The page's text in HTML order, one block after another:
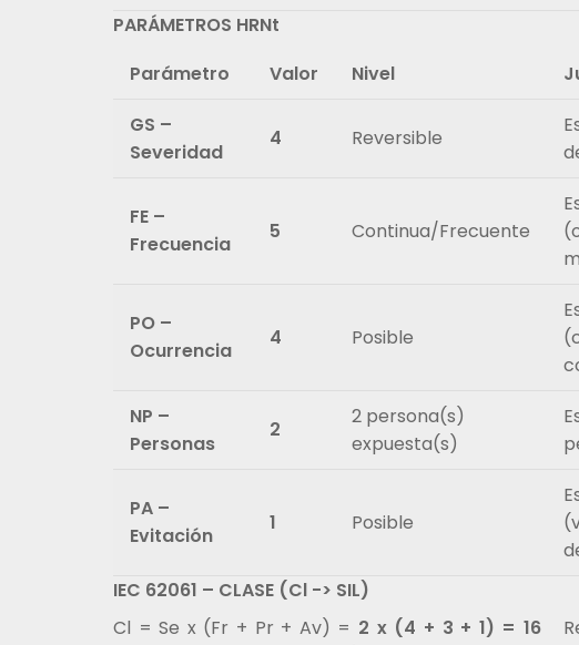
PARÁMETROS HRNt
Parámetro
Valor Nivel
GS –
Severidad
4 Reversible
FE –
Frecuencia
5 Continua/Frecuente
PO –
Ocurrencia
4 Posible
NP –
Personas
2
2 persona(s)
expuesta(s)
PA –
Evitación
1 Posible
IEC 62061 – CLASE (Cl -> SIL)
Cl = Se x (Fr + Pr + Av) = 2 x (4 + 3 + 1) = 16